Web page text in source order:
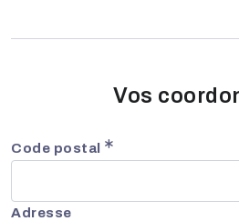
Vos
Code postal
Adresse